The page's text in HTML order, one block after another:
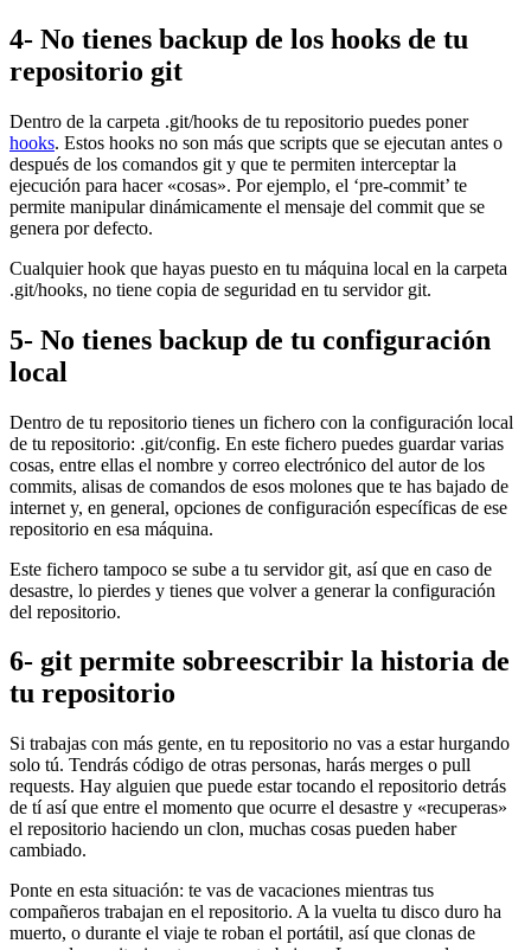
4- No tienes backup de los hooks de tu
repositorio git
Dentro de la carpeta .git/hooks de tu repositorio puedes poner
hooks. Estos hooks no son más que scripts que se ejecutan antes o
después de los comandos git y que te permiten interceptar la
ejecución para hacer «cosas». Por ejemplo, el ‘pre-commit’ te
permite manipular dinámicamente el mensaje del commit que se
genera por defecto.
Cualquier hook que hayas puesto en tu máquina local en la carpeta
.git/hooks, no tiene copia de seguridad en tu servidor git.
5- No tienes backup de tu configuración
local
Dentro de tu repositorio tienes un fichero con la configuración local
de tu repositorio: .git/config. En este fichero puedes guardar varias
cosas, entre ellas el nombre y correo electrónico del autor de los
commits, alisas de comandos de esos molones que te has bajado de
internet y, en general, opciones de configuración específicas de ese
repositorio en esa máquina.
Este fichero tampoco se sube a tu servidor git, así que en caso de
desastre, lo pierdes y tienes que volver a generar la configuración
del repositorio.
6- git permite sobreescribir la historia de
tu repositorio
Si trabajas con más gente, en tu repositorio no vas a estar hurgando
solo tú. Tendrás código de otras personas, harás merges o pull
requests. Hay alguien que puede estar tocando el repositorio detrás
de tí así que entre el momento que ocurre el desastre y «recuperas»
el repositorio haciendo un clon, muchas cosas pueden haber
cambiado.
Ponte en esta situación: te vas de vacaciones mientras tus
compañeros trabajan en el repositorio. A la vuelta tu disco duro ha
muerto, o durante el viaje te roban el portátil, así que clonas de